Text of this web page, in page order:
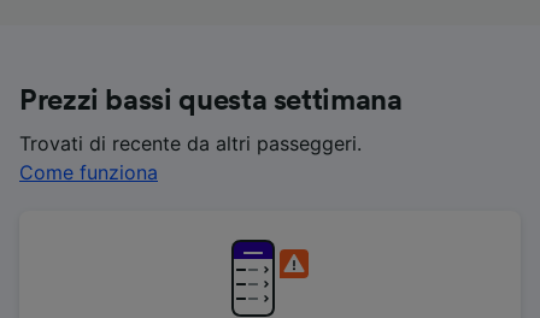
Prezzi bassi questa settimana
Trovati di recente da altri passeggeri.
Come funziona